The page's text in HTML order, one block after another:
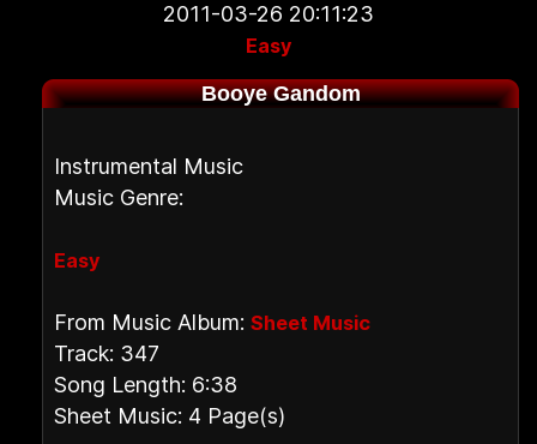
2011-03-26 20:11:23
Easy
Booye Gandom
Instrumental Music
Music Genre:
Easy
From Music Album: Sheet Music
Track: 347
Song Length: 6:38
Sheet Music: 4 Page(s)